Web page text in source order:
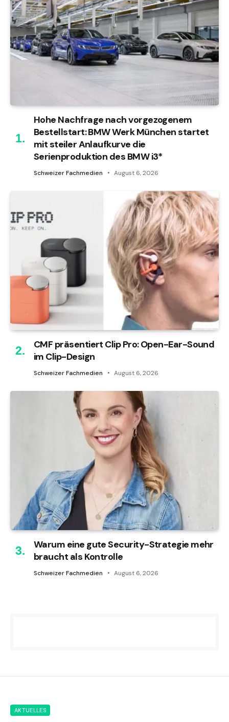
Hohe Nachfrage nach vorgezogenem
Bestellstart: BMW Werk München startet
mit steiler Anlaufkurve die
Serienproduktion des BMW i3*
Schweizer Fachmedien August 6, 2026
CMF präsentiert Clip Pro: Open-Ear-Sound
im Clip-Design
Schweizer Fachmedien August 6, 2026
Warum eine gute Security-Strategie mehr
braucht als Kontrolle
Schweizer Fachmedien August 6, 2026
AKTUELLES